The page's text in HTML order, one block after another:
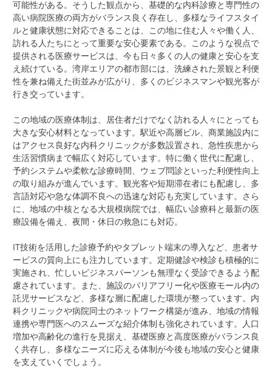
可能性がある。そうした観点から、基礎的な内科診療と専門性の
高い病院医療の両方がバランス良く存在し、多様なライフスタイ
ルと健康状態に対応できることは、この地に住む人々や働く人、
訪れる人たちにとって重要な安心要素である。このような視点で
提供される医療サービスは、今も日々多くの人の健康と安心を支
え続けている。湾岸エリアの都市部には、洗練された景観と利便
性を兼ね備えた街並みが広がり、多くのビジネスマンや観光客が
行き交っています。
この地域の医療体制は、居住者だけでなく訪れる人々にとっても
大きな安心材料となっています。駅近や高層ビル、商業施設内に
はアクセス良好な内科クリニックが多数設置され、急性疾患から
生活習慣病まで幅広く対応しています。特に働く世代に配慮し、
予約システムや柔軟な診療時間、ウェブ問診といった利便性向上
の取り組みが進んでいます。観光客や短期滞在者にも配慮し、多
言語対応や急な体調不良への迅速な対応も充実しています。さら
に、地域の中核となる大規模病院では、幅広い診療科と最新の医
療設備を備え、夜間・休日の救急にも対応。
IT技術を活用した診療予約やタブレット端末の導入など、患者サ
ービスの質向上にも注力しています。定期健診や検診も積極的に
実施され、忙しいビジネスパーソンも無理なく受診できるよう配
慮されています。また、施設のバリアフリー化や医療モール内の
託児サービスなど、多様な層に配慮した環境が整っています。内
科クリニックや病院同士のネットワーク構築が進み、地域の情報
連携や専門医へのスムーズな紹介体制も強化されています。人口
増加や高齢化の進行を見据え、基礎医療と高度医療がバランス良
く共存し、多様なニーズに応える体制が今後も地域の安心と健康
を支えていくでしょう。